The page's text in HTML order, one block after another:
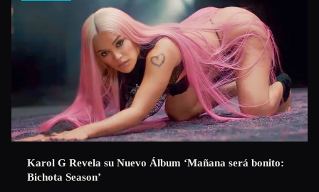
Karol G Revela su Nuevo Álbum ‘Mañana será bonito:
Bichota Season’